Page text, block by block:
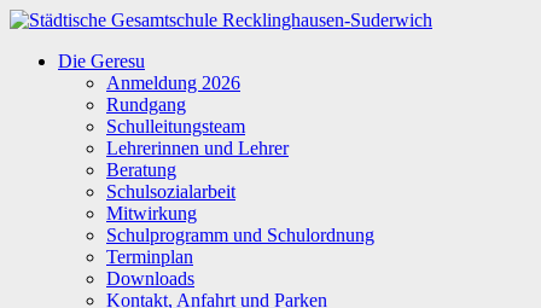
Zum
springen
Städtische
Gesamtschule
Recklinghausen-
Suderwich
Die Geresu
Anmeldung 2026
Rundgang
Schulleitungsteam
Lehrerinnen und Lehrer
Beratung
Schulsozialarbeit
Mitwirkung
Schulprogramm und Schulordnung
Terminplan
Downloads
Kontakt, Anfahrt und Parken